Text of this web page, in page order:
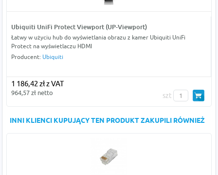
Ubiquiti UniFi Protect Viewport (UP-Viewport)
Łatwy w użyciu hub do wyświetlania obrazu z kamer Ubiquiti UniFi
Protect na wyświetlaczu HDMI
Producent: Ubiquiti
1 186,42 zł z VAT
964,57 zł netto szt
INNI KLIENCI KUPUJĄCY TEN PRODUKT ZAKUPILI RÓWNIEŻ